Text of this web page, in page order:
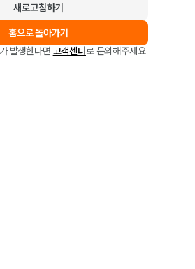
새로고침하기
홈으로 돌아가기
발생한다면 고객센터로 문의해주세요.